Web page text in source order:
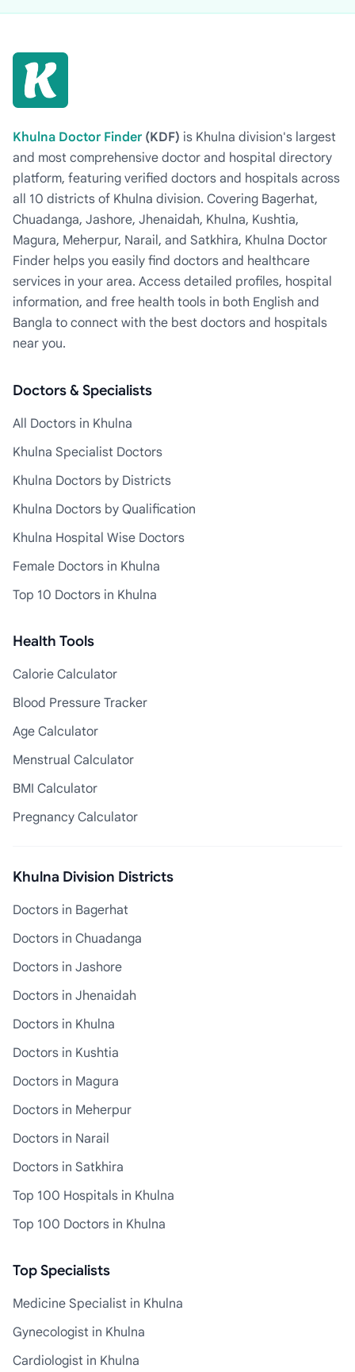
Khulna Doctor Finder (KDF) is Khulna division's largest
and most comprehensive doctor and hospital directory
platform, featuring verified doctors and hospitals across
all 10 districts of Khulna division. Covering Bagerhat,
Chuadanga, Jashore, Jhenaidah, Khulna, Kushtia,
Magura, Meherpur, Narail, and Satkhira, Khulna Doctor
Finder helps you easily find doctors and healthcare
services in your area. Access detailed profiles, hospital
information, and free health tools in both English and
Bangla to connect with the best doctors and hospitals
near you.
Doctors & Specialists
All Doctors in Khulna
Khulna Specialist Doctors
Khulna Doctors by Districts
Khulna Doctors by Qualification
Khulna Hospital Wise Doctors
Female Doctors in Khulna
Top 10 Doctors in Khulna
Health Tools
Calorie Calculator
Blood Pressure Tracker
Age Calculator
Menstrual Calculator
BMI Calculator
Pregnancy Calculator
Khulna Division Districts
Doctors in Bagerhat
Doctors in Chuadanga
Doctors in Jashore
Doctors in Jhenaidah
Doctors in Khulna
Doctors in Kushtia
Doctors in Magura
Doctors in Meherpur
Doctors in Narail
Doctors in Satkhira
Top 100 Hospitals in Khulna
Top 100 Doctors in Khulna
Top Specialists
Medicine Specialist in Khulna
Gynecologist in Khulna
Cardiologist in Khulna